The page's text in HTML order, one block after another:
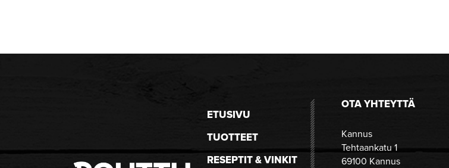
ETUSIVU
TUOTTEET
RESEPTIT & VINKIT
OTA YHTEYTTÄ
Kannus
Tehtaankatu 1
69100 Kannus